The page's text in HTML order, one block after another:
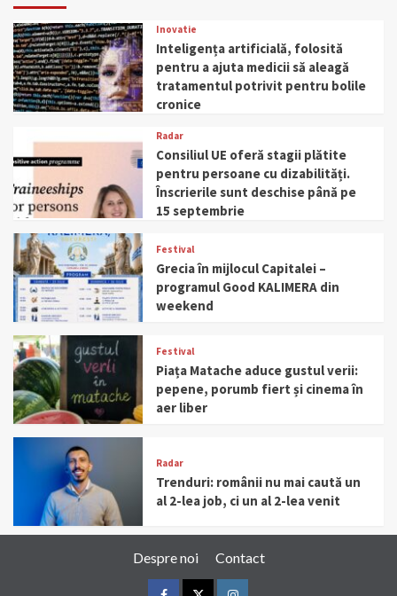
Inovatie
Inteligența artificială, folosită
pentru a ajuta medicii să aleagă
tratamentul potrivit pentru bolile
cronice
Radar
Consiliul UE oferă stagii plătite
pentru persoane cu dizabilități.
Înscrierile sunt deschise până pe
15 septembrie
Festival
Grecia în mijlocul Capitalei –
programul Good KALIMERA din
weekend
Festival
Piața Matache aduce gustul verii:
pepene, porumb fiert și cinema în
aer liber
Radar
Trenduri: românii nu mai caută un
al 2-lea job, ci un al 2-lea venit
Despre noi Contact